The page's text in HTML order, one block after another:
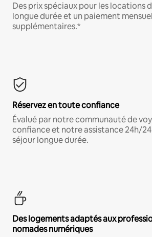
Des prix spéciaux pour les locations
longue durée et un paiement
supplémentaires.*
Réservez en toute confiance
Évalué par notre communauté de
confiance et notre assistance 24h/
séjour longue durée.
Des logements adaptés aux
nomades numériques